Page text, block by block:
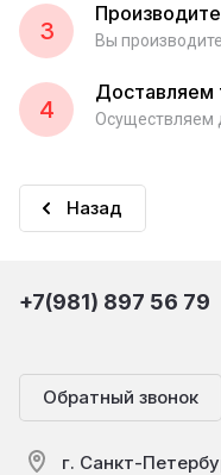
3 Вы
4
Доставляем
Осуществляем
Назад
+7(981) 897 56 79
Обратный звонок
г. Санкт-